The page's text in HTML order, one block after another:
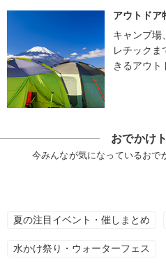
アウトドア
キャンプ場
レチックま
きるアウト
おでかけ
今みんなが気になっているおで
夏の注目イベント・催しまとめ
水かけ祭り・ウォーターフェス